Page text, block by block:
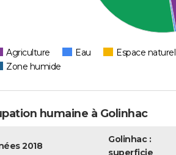
Agriculture Eau Espace naturel
Zone humide
humaine à Golinhac
2018
Golinhac :
superficie